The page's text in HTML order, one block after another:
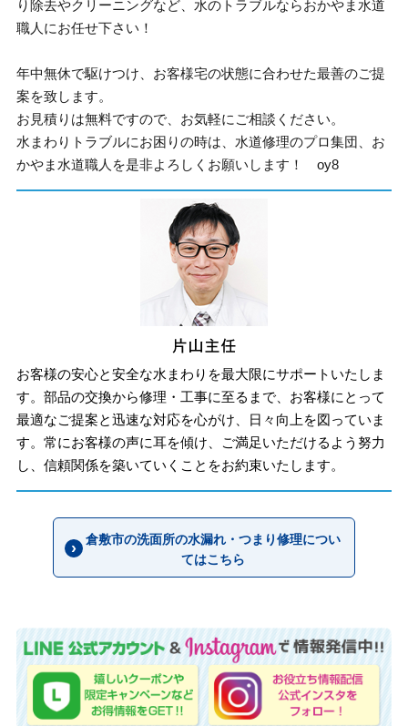
り除去やクリーニングなど、水のトラブルならおかやま水道
職人にお任せ下さい！
年中無休で駆けつけ、お客様宅の状態に合わせた最善のご提
案を致します。
お見積りは無料ですので、お気軽にご相談ください。
水まわりトラブルにお困りの時は、水道修理のプロ集団、お
かやま水道職人を是非よろしくお願いします！ oy8
お客様の安心と安全な水まわりを最大限にサポートいたしま
す。部品の交換から修理・工事に至るまで、お客様にとって
最適なご提案と迅速な対応を心がけ、日々向上を図っていま
す。常にお客様の声に耳を傾け、ご満足いただけるよう努力
し、信頼関係を築いていくことをお約束いたします。
倉敷市の洗面所の水漏れ・つまり修理につい
てはこちら